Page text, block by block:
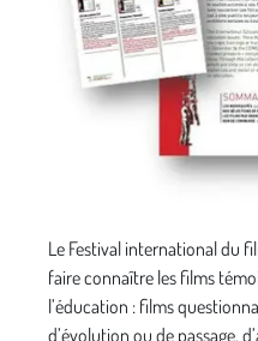
Le Festival international du
faire connaître les films
l’éducation : films
d’évolution ou de passage,